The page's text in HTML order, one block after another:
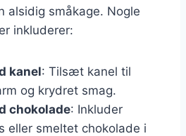
alsidig småkage. Nogle
inkluderer:
kanel: Tilsæt kanel til
og krydret smag.
chokolade: Inkluder
eller smeltet chokolade i